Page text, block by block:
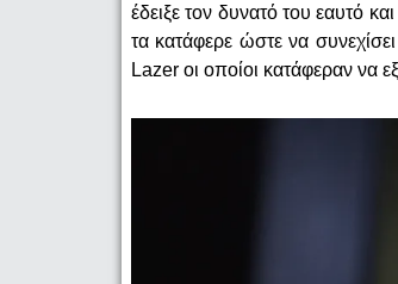
έδειξε τον δυνατό του εαυτό
τα κατάφερε ώστε να
Lazer οι οποίοι κατάφεραν να